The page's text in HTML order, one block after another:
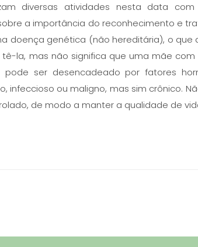
diversas atividades nesta data
a importância do reconhecimento e
doença genética (não hereditária), o que
la, mas não significa que uma mãe
pode ser desencadeado por fatores
infeccioso ou maligno, mas sim crônico.
de modo a manter a qualidade de